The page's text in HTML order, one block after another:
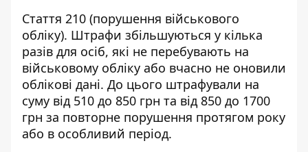
Стаття 210 (порушення військового
обліку). Штрафи збільшуються у кілька
разів для осіб, які не перебувають на
військовому обліку або вчасно не оновили
облікові дані. До цього штрафували на
суму від 510 до 850 грн та від 850 до 1700
грн за повторне порушення протягом року
або в особливий період.